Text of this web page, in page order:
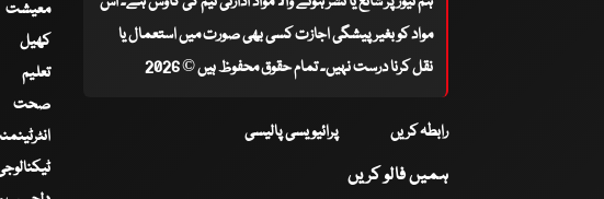
مواد کو بغیر پیشگی اجازت کسی بھی صورت میں استعمال یا
نقل کرنا درست نہیں۔ تمام حقوق محفوظ ہیں © 2026
رابطہ کریں پرائیویسی پالیسی
ہمیں فالو کریں
معیشت
کھیل
تعلیم
صحت